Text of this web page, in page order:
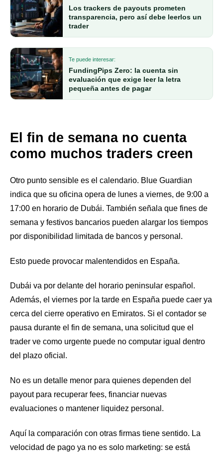
Los trackers de payouts prometen
transparencia, pero así debe leerlos un
trader
Te puede interesar:
FundingPips Zero: la cuenta sin
evaluación que exige leer la letra
pequeña antes de pagar
El fin de semana no cuenta
como muchos traders creen
Otro punto sensible es el calendario. Blue Guardian
indica que su oficina opera de lunes a viernes, de 9:00 a
17:00 en horario de Dubái. También señala que fines de
semana y festivos bancarios pueden alargar los tiempos
por disponibilidad limitada de bancos y personal.
Esto puede provocar malentendidos en España.
Dubái va por delante del horario peninsular español.
Además, el viernes por la tarde en España puede caer ya
cerca del cierre operativo en Emiratos. Si el contador se
pausa durante el fin de semana, una solicitud que el
trader ve como urgente puede no computar igual dentro
del plazo oficial.
No es un detalle menor para quienes dependen del
payout para recuperar fees, financiar nuevas
evaluaciones o mantener liquidez personal.
Aquí la comparación con otras firmas tiene sentido. La
velocidad de pago ya no es solo marketing: se está